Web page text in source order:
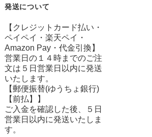
発送について
【クレジットカード払い・
ペイペイ・楽天ペイ・
Amazon Pay・ 代金引換】
営業日の１４時までのご注
文は５日営業日以内に発送
いたします。
【郵便振替(ゆうちょ銀行)
【前払】】
ご入金を確認した後、５日
営業日以内に発送いたしま
す。